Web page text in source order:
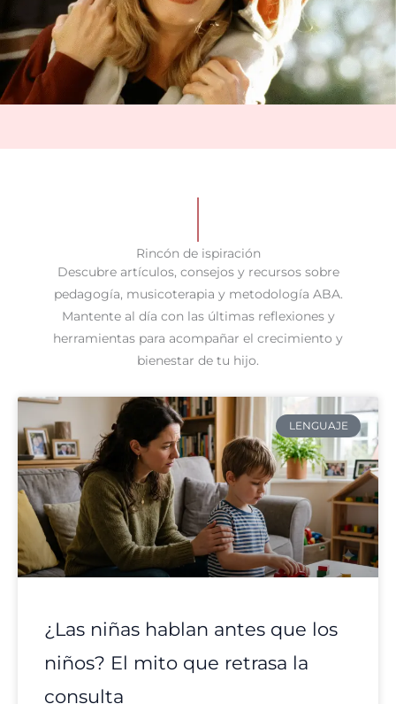
Rincón de ispiración
Descubre artículos, consejos y recursos sobre
pedagogía, musicoterapia y metodología ABA.
Mantente al día con las últimas reflexiones y
herramientas para acompañar el crecimiento y
bienestar de tu hijo.
LENGUAJE
¿Las niñas hablan antes que los
niños? El mito que retrasa la
consulta